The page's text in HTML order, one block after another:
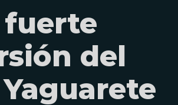
fuerte
del